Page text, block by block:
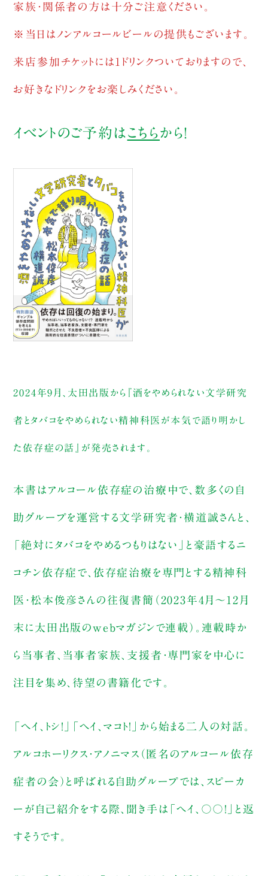
家族・関係者の方は十分ご注意ください。
※当日はノンアルコールビールの提供もございます。
来店参加チケットには1ドリンクついておりますので、
お好きなドリンクをお楽しみください。
イベントのご予約は こちらから！
2024年9月、太田出版から『酒をやめられない文学研究
者とタバコをやめられない精神科医が本気で語り明かし
た依存症の話』が発売されます。
本書はアルコール依存症の治療中で、数多くの自
助グループを運営する文学研究者・横道誠さんと、
「絶対にタバコをやめるつもりはない」と豪語するニ
コチン依存症で、依存症治療を専門とする精神科
医・松本俊彦さんの往復書簡（2023年4月〜12月
末に太田出版のwebマガジンで連載）。連載時か
ら当事者、当事者家族、支援者・専門家を中心に
注目を集め、待望の書籍化です。
「ヘイ、トシ！」「ヘイ、マコト！」から始まる二人の対話。
アルコホーリクス・アノニマス（匿名のアルコール依存
症者の会）と呼ばれる自助グループでは、スピーカ
ーが自己紹介をする際、聞き手は「ヘイ、〇〇！」と返
すそうです。